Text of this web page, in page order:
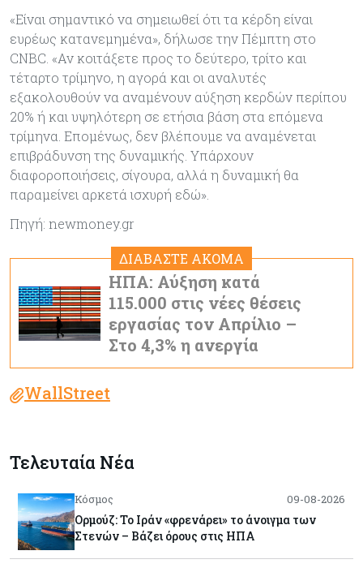
«Είναι σημαντικό να σημειωθεί ότι τα κέρδη είναι
ευρέως κατανεμημένα», δήλωσε την Πέμπτη στο
CNBC. «Αν κοιτάξετε προς το δεύτερο, τρίτο και
τέταρτο τρίμηνο, η αγορά και οι αναλυτές
εξακολουθούν να αναμένουν αύξηση κερδών περίπου
20% ή και υψηλότερη σε ετήσια βάση στα επόμενα
τρίμηνα. Επομένως, δεν βλέπουμε να αναμένεται
επιβράδυνση της δυναμικής. Υπάρχουν
διαφοροποιήσεις, σίγουρα, αλλά η δυναμική θα
παραμείνει αρκετά ισχυρή εδώ».
Πηγή: newmoney.gr
ΔΙΑΒΑΣΤΕ ΑΚΟΜΑ
ΗΠΑ: Αύξηση κατά
115.000 στις νέες θέσεις
εργασίας τον Απρίλιο –
Στο 4,3% η ανεργία
WallStreet
Τελευταία Νέα
Κόσμος 09-08-2026
Ορμούζ: Το Ιράν «φρενάρει» το άνοιγμα των
Στενών – Βάζει όρους στις ΗΠΑ